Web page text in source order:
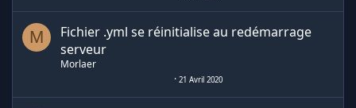
M
Fichier .yml se réinitialise au redémarrage
serveur
Morlaer
21 Avril 2020